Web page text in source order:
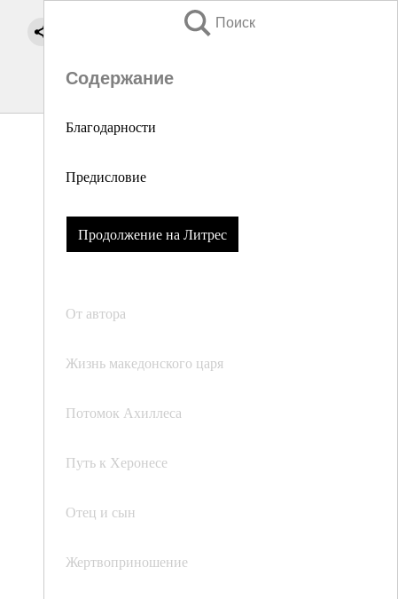
Поиск
Содержание
Благодарности
Предисловие
Продолжение на Литрес
От автора
Жизнь македонского царя
Потомок Ахиллеса
Путь к Херонесе
Отец и сын
Жертвоприношение